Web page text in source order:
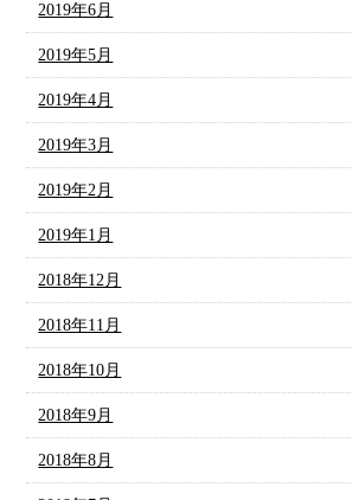
2019年6月
2019年5月
2019年4月
2019年3月
2019年2月
2019年1月
2018年12月
2018年11月
2018年10月
2018年9月
2018年8月